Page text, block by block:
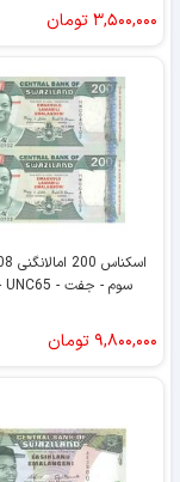
۳,۵۰۰,۰۰۰تومان
سوم - جفت - UNC65 - سوازیلند
۹,۸۰۰,۰۰۰ تومان